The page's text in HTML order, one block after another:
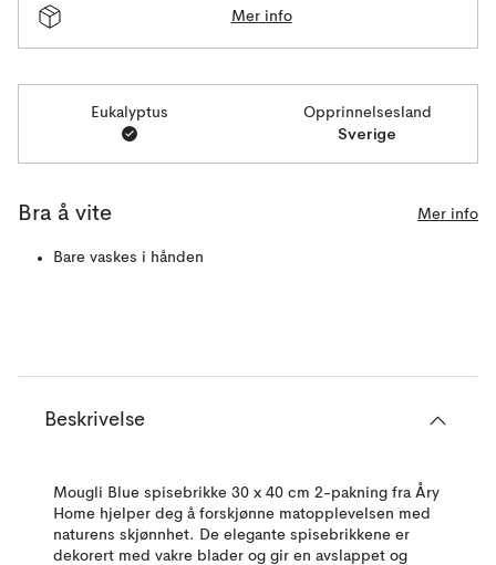
Mer info
Eukalyptus Opprinnelsesland
Sverige
Bra å vite Mer info
Bare vaskes i hånden
Beskrivelse
Mougli Blue spisebrikke 30 x 40 cm 2-pakning fra Åry
Home hjelper deg å forskjønne matopplevelsen med
naturens skjønnhet. De elegante spisebrikkene er
dekorert med vakre blader og gir en avslappet og